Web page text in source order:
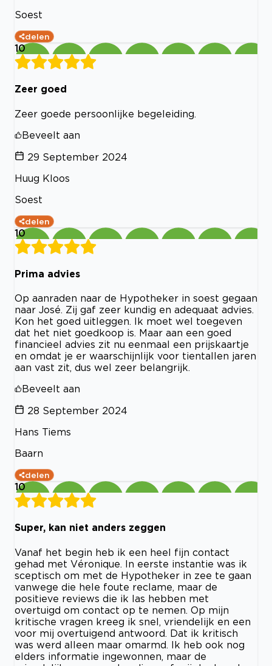
Soest
delen
10
Zeer goed
Zeer goede persoonlijke begeleiding.
Beveelt aan
29 September 2024
Huug Kloos
Soest
delen
10
Prima advies
Op aanraden naar de Hypotheker in soest gegaan
naar José. Zij gaf zeer kundig en adequaat advies.
Kon het goed uitleggen. Ik moet wel toegeven
dat het niet goedkoop is. Maar aan een goed
financieel advies zit nu eenmaal een prijskaartje
en omdat je er waarschijnlijk voor tientallen jaren
aan vast zit, dus wel zeer belangrijk.
Beveelt aan
28 September 2024
Hans Tiems
Baarn
delen
10
Super, kan niet anders zeggen
Vanaf het begin heb ik een heel fijn contact
gehad met Véronique. In eerste instantie was ik
sceptisch om met de Hypotheker in zee te gaan
vanwege die hele foute reclame, maar de
positieve reviews die ik las hebben met
overtuigd om contact op te nemen. Op mijn
kritische vragen kreeg ik snel, vriendelijk en een
voor mij overtuigend antwoord. Dat ik kritisch
was werd alleen maar omarmd. Ik heb ook nog
elders informatie ingewonnen, maar de